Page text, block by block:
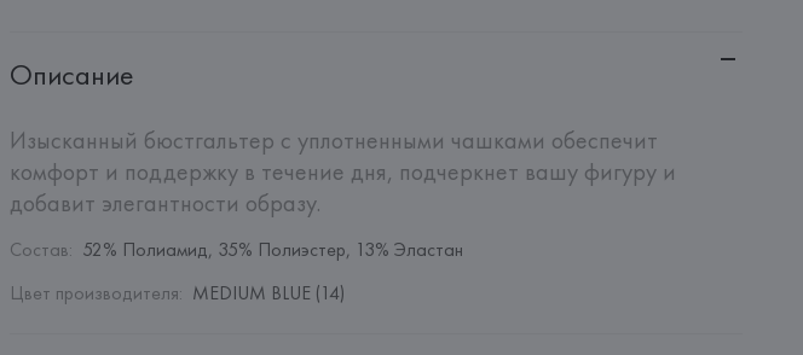
Описание
Изысканный бюстгальтер с уплотненными чашками обеспечит
комфорт и поддержку в течение дня, подчеркнет вашу фигуру и
добавит элегантности образу.
Состав: 52% Полиамид, 35% Полиэстер, 13% Эластан
Цвет производителя: MEDIUM BLUE (14)